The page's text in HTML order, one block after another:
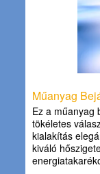
Műanyag
Ez a műanyag
tökéletes
kialakítás
kiváló